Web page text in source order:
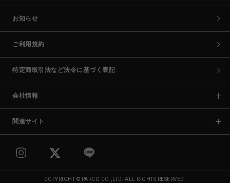
お知らせ
ご利用規約
特定商取引法など法令に基づく表記
会社情報
関連サイト
COPYRIGHT © PARCO CO.,LTD. ALL RIGHTS RESERVED.